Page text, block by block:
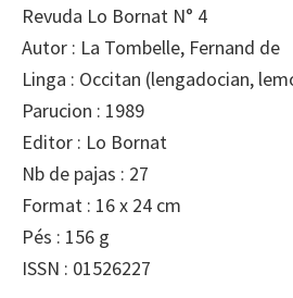
Revuda Lo Bornat N° 4
Autor : La Tombelle, Fernand de
Linga : Occitan (lengadocian,
Parucion : 1989
Editor : Lo Bornat
Nb de pajas : 27
Format : 16 x 24 cm
Pés : 156 g
ISSN : 01526227